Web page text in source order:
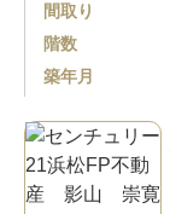
間取り
階数
築年月